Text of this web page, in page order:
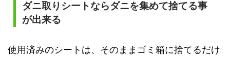
ダニ取りシートならダニを集めて捨てる事
が出来る
使用済みのシートは、そのままゴミ箱に捨てるだけ